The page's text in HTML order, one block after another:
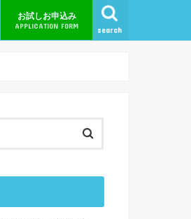
search
お試しお申込み
APPLICATION FORM